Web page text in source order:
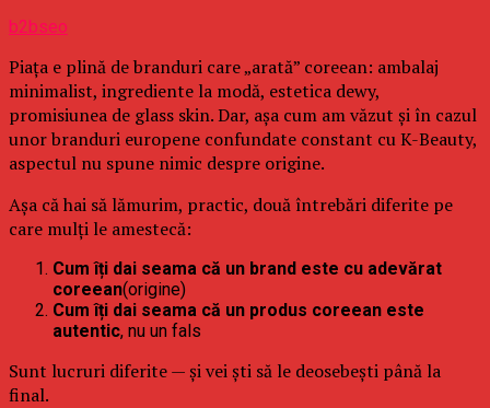
b2bseo
Piața e plină de branduri care „arată” coreean: ambalaj
minimalist, ingrediente la modă, estetica dewy,
promisiunea de glass skin. Dar, așa cum am văzut și în cazul
unor branduri europene confundate constant cu K-Beauty,
aspectul nu spune nimic despre origine.
Așa că hai să lămurim, practic, două întrebări diferite pe
care mulți le amestecă:
Cum îți dai seama că un brand este cu adevărat
coreean(origine)
Cum îți dai seama că un produs coreean este
autentic, nu un fals
Sunt lucruri diferite — și vei ști să le deosebești până la
final.